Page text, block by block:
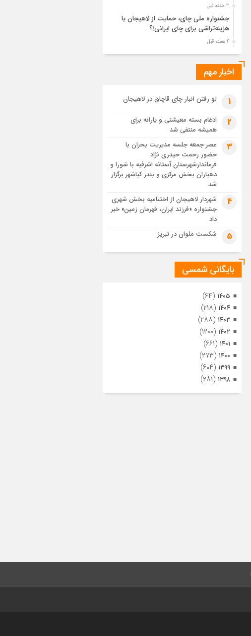
3 هفته قبل
جشنواره ملی چای، حمایت از لاهیجان یا
هزینه‌تراشی برای چای ایرانی!؟
4 هفته قبل
پیکر مطهر رهبر شهید انقلاب در حرم مطهر
رضوی آرام گرفت
آخر در آستان امام رئوف
تصاویر هوایی مراسم تشییع پیکر مطهر آقای
شهید ایران – مشهد
4 هفته قبل
مراسم تشییع پیکر مطهر آقای شهید ایران –
مشهد
تصاویری از تراکم جمعیت حاضر در میدان
ثورهالعشرین نجف اشرف
اخبار مهم
1 لو رفتن انبار چای قاچاق در لاهیجان
2
ادغام بسته معیشتی و یارانه برای
همیشه منتفی شد
3
عصر جمعه جلسه مدیریت بحران با
حضور رحمت حیدری نژاد
فرماندارشهرستان آستانه اشرفیه با شورا و
دهیاران بخش مرکزی و بندر کیاشهر برگزار
شد.
4
شهردار لاهیجان از اختتامیه بخش شهری
جشنواره «فرزند ایران، قهرمان زمین» خبر
داد
5 شکست ملوان در تبریز
بایگانی شمسی
۱۴۰۵ (۶۴)
۱۴۰۴ (۲۱۸)
۱۴۰۳ (۲۸۸)
۱۴۰۲ (۱۲۰۰)
۱۴۰۱ (۶۶۱)
۱۴۰۰ (۲۷۳)
۱۳۹۹ (۶۰۴)
۱۳۹۸ (۲۸۱)